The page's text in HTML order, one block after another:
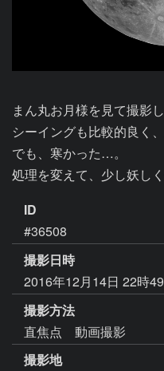
まん丸お月様を見て撮影
シーイングも比較的良く
でも、寒かった…。
処理を変えて、少し妖し
ID
#36508
撮影日時
2016年12月14日 22時
撮影方法
直焦点 動画撮影
撮影地